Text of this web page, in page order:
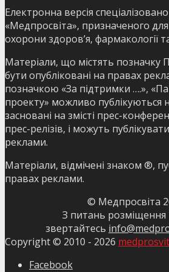
Електронна версія
«Медпросвіта», призначеного
охорони здоров’я, фармакології
Матеріали, що містять позначку
бути опубліковані на правах
позначкою «За підтримки ….»,
проекту» можливо публікуються
засновані на змісті прес-
прес-релізів, і можуть
реклами.
Матеріали, відмічені знаком ®,
правах реклами.
© Медпросвіта
З питань
звертайтесь
Copyright © 2010 - 2026
Facebook